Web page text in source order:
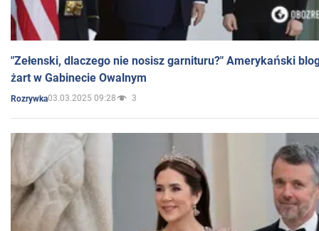
"Zełenski, dlaczego nie nosisz garnituru?" Amerykański
żart w Gabinecie Owalnym
Rozrywka03.03.2025 09:28 3